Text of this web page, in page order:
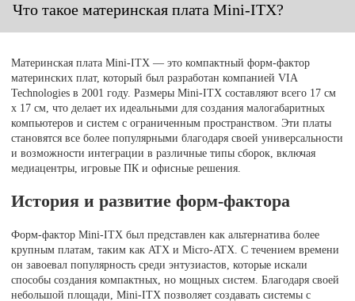
Что такое материнская плата Mini-ITX?
Материнская плата Mini-ITX — это компактный форм-фактор
материнских плат, который был разработан компанией VIA
Technologies в 2001 году. Размеры Mini-ITX составляют всего 17 см
x 17 см, что делает их идеальными для создания малогабаритных
компьютеров и систем с ограниченным пространством. Эти платы
становятся все более популярными благодаря своей универсальности
и возможности интеграции в различные типы сборок, включая
медиацентры, игровые ПК и офисные решения.
История и развитие форм-фактора
Форм-фактор Mini-ITX был представлен как альтернатива более
крупным платам, таким как ATX и Micro-ATX. С течением времени
он завоевал популярность среди энтузиастов, которые искали
способы создания компактных, но мощных систем. Благодаря своей
небольшой площади, Mini-ITX позволяет создавать системы с